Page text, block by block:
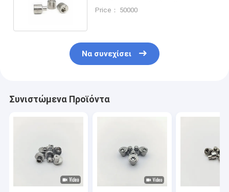
εκκεντρικότητα
Price： 50000
Να συνεχίσει
Συνιστώμενα Προϊόντα